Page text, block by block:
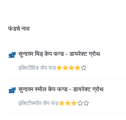
फंडचे नाव
सुन्दरम मिड् केप फन्ड - डायरेक्ट ग्रोथ
इक्विटीमिड कॅप फंड
सुन्दरम स्मोल केप फन्ड - डायरेक्ट ग्रोथ
इक्विटीस्मॉल कॅप फंड